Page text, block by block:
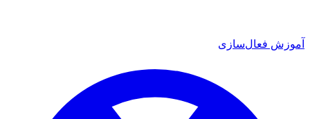
آموزش فعال‌سازی